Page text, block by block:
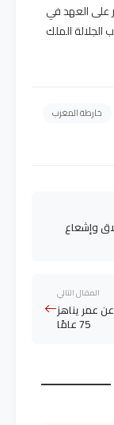
على العهد في
الجلالة الملك
خارطة المغرب
وإشعاع
المقال التالي
عمر يناهز
75 عامًا